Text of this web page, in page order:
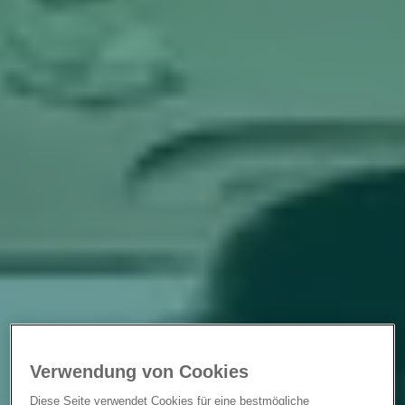
Verwendung von Cookies
Diese Seite verwendet Cookies für eine bestmögliche